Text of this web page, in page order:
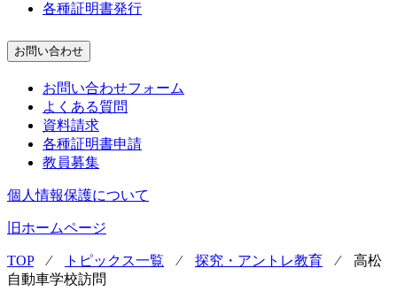
各種証明書発行
お問い合わせ
お問い合わせフォーム
よくある質問
資料請求
各種証明書申請
教員募集
個人情報保護について
旧ホームページ
TOP⁄ トピックス一覧 ⁄ 探究・アントレ教育 ⁄ 高松
自動車学校訪問